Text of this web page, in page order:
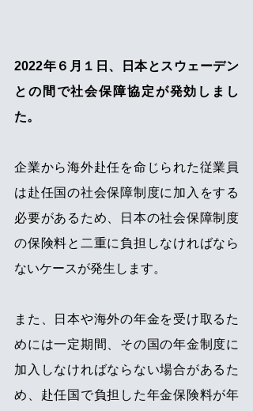
2022年６月１日、日本とスウェーデン
との間で社会保障協定が発効しまし
た。
企業から海外赴任を命じられた従業員
は赴任国の社会保障制度に加入をする
必要があるため、日本の社会保障制度
の保険料と二重に負担しなければなら
ないケースが発生します。
また、日本や海外の年金を受け取るた
めには一定期間、その国の年金制度に
加入しなければならない場合があるた
め、赴任国で負担した年金保険料が年